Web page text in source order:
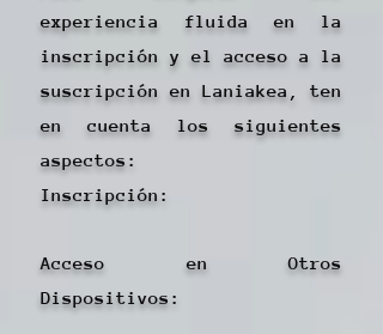
experiencia fluida en la
inscripción y el acceso a la
suscripción en Laniakea, ten
en cuenta los siguientes
aspectos:
Inscripción:​
Acceso en Otros
Dispositivos: